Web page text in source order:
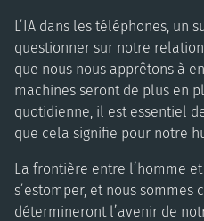
L’IA dans les téléphones, un
questionner sur notre
que nous nous apprêtons à
machines seront de plus en
quotidienne, il est essentiel
que cela signifie pour notre
La frontière entre l’homme
s’estomper, et nous sommes
détermineront l’avenir de